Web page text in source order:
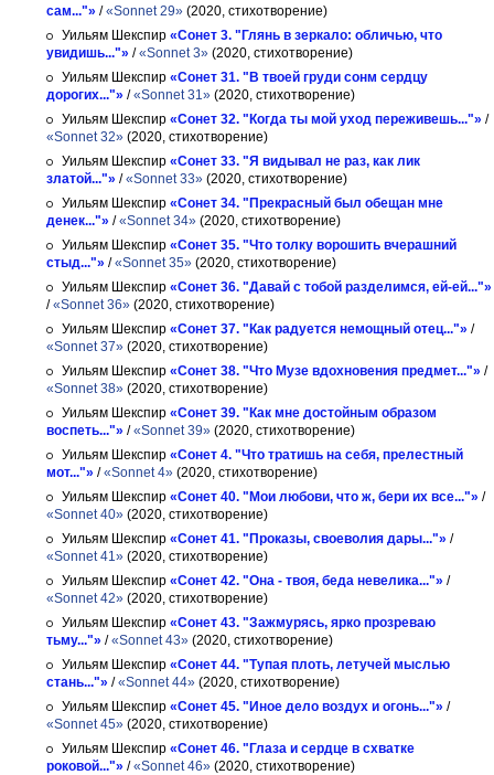
сам..."» /«Sonnet 29» (2020, стихотворение)
Уильям Шекспир «Сонет 3. "Глянь в зеркало: обличью, что
увидишь..."» /«Sonnet 3» (2020, стихотворение)
Уильям Шекспир «Сонет 31. "В твоей груди сонм сердцу
дорогих..."» /«Sonnet 31» (2020, стихотворение)
Уильям Шекспир «Сонет 32. "Когда ты мой уход переживешь..."» /
«Sonnet 32» (2020, стихотворение)
Уильям Шекспир «Сонет 33. "Я видывал не раз, как лик
златой..."» /«Sonnet 33» (2020, стихотворение)
Уильям Шекспир «Сонет 34. "Прекрасный был обещан мне
денек..."» /«Sonnet 34» (2020, стихотворение)
Уильям Шекспир «Сонет 35. "Что толку ворошить вчерашний
стыд..."» /«Sonnet 35» (2020, стихотворение)
Уильям Шекспир «Сонет 36. "Давай с тобой разделимся, ей-ей..."»
/«Sonnet 36» (2020, стихотворение)
Уильям Шекспир «Сонет 37. "Как радуется немощный отец..."» /
«Sonnet 37» (2020, стихотворение)
Уильям Шекспир «Сонет 38. "Что Музе вдохновения предмет..."» /
«Sonnet 38» (2020, стихотворение)
Уильям Шекспир «Сонет 39. "Как мне достойным образом
воспеть..."» /«Sonnet 39» (2020, стихотворение)
Уильям Шекспир «Сонет 4. "Что тратишь на себя, прелестный
мот..."» /«Sonnet 4» (2020, стихотворение)
Уильям Шекспир «Сонет 40. "Мои любови, что ж, бери их все..."» /
«Sonnet 40» (2020, стихотворение)
Уильям Шекспир «Сонет 41. "Проказы, своеволия дары..."» /
«Sonnet 41» (2020, стихотворение)
Уильям Шекспир «Сонет 42. "Она - твоя, беда невелика..."» /
«Sonnet 42» (2020, стихотворение)
Уильям Шекспир «Сонет 43. "Зажмурясь, ярко прозреваю
тьму..."» /«Sonnet 43» (2020, стихотворение)
Уильям Шекспир «Сонет 44. "Тупая плоть, летучей мыслью
стань..."» /«Sonnet 44» (2020, стихотворение)
Уильям Шекспир «Сонет 45. "Иное дело воздух и огонь..."» /
«Sonnet 45» (2020, стихотворение)
Уильям Шекспир «Сонет 46. "Глаза и сердце в схватке
роковой..."» /«Sonnet 46» (2020, стихотворение)